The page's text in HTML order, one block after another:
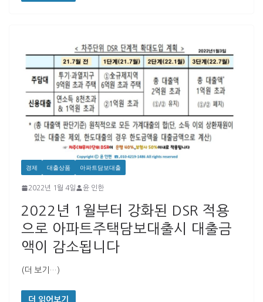
경제 대출상품 아파트담보대출
2022년 1월 4일 윤 인한
2022년 1월부터 강화된 DSR 적용
으로 아파트주택담보대출시 대출금
액이 감소됩니다
(더 보기…)
더 읽어보기